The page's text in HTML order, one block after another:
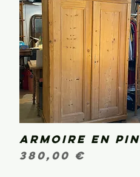
Aperçu rapide
Armoire en pin
Prix
380,00 €